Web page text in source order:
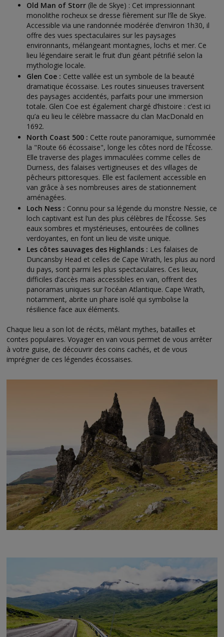
Old Man of Storr (île de Skye) : Cet impressionnant
monolithe rocheux se dresse fièrement sur l’île de Skye.
Accessible via une randonnée modérée d’environ 1h30, il
offre des vues spectaculaires sur les paysages
environnants, mélangeant montagnes, lochs et mer. Ce
lieu légendaire serait le fruit d’un géant pétrifié selon la
mythologie locale.
Glen Coe : Cette vallée est un symbole de la beauté
dramatique écossaise. Les routes sinueuses traversent
des paysages accidentés, parfaits pour une immersion
totale. Glen Coe est également chargé d’histoire : c’est ici
qu’a eu lieu le célèbre massacre du clan MacDonald en
1692.
North Coast 500 : Cette route panoramique, surnommée
la "Route 66 écossaise", longe les côtes nord de l’Écosse.
Elle traverse des plages immaculées comme celles de
Durness, des falaises vertigineuses et des villages de
pêcheurs pittoresques. Elle est facilement accessible en
van grâce à ses nombreuses aires de stationnement
aménagées.
Loch Ness : Connu pour sa légende du monstre Nessie, ce
loch captivant est l’un des plus célèbres de l’Écosse. Ses
eaux sombres et mystérieuses, entourées de collines
verdoyantes, en font un lieu de visite unique.
Les côtes sauvages des Highlands : Les falaises de
Duncansby Head et celles de Cape Wrath, les plus au nord
du pays, sont parmi les plus spectaculaires. Ces lieux,
difficiles d’accès mais accessibles en van, offrent des
panoramas uniques sur l’océan Atlantique. Cape Wrath,
notamment, abrite un phare isolé qui symbolise la
résilience face aux éléments.
Chaque lieu a son lot de récits, mêlant mythes, batailles et
contes populaires. Voyager en van vous permet de vous arrêter
à votre guise, de découvrir des coins cachés, et de vous
imprégner de ces légendes écossaises.